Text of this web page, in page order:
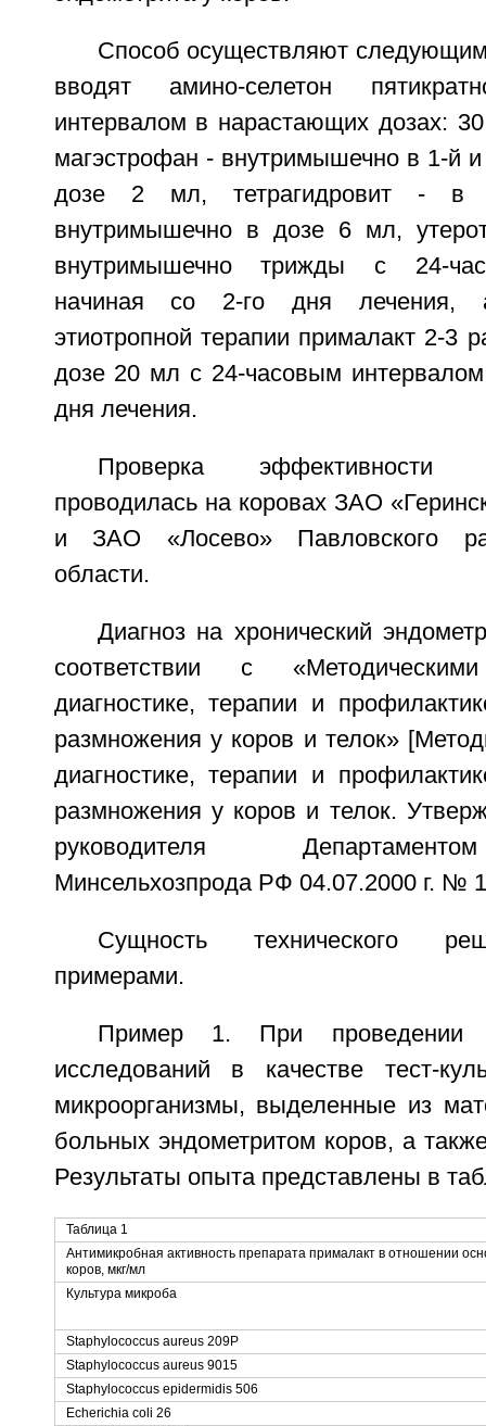
Способ осуществляют
вводят амино-селетон
интервалом в нарастающих дозах:
магэстрофан - внутримышечно в 1-й
дозе 2 мл, тетрагидровит -
внутримышечно в дозе 6 мл,
внутримышечно трижды с 24-
начиная со 2-го дня лечения,
этиотропной терапии прималакт 2-3
дозе 20 мл с 24-часовым
дня лечения.
Проверка эффективности
проводилась на коровах ЗАО
и ЗАО «Лосево» Павловского
области.
Диагноз на хронический
соответствии с
диагностике, терапии и
размножения у коров и телок»
диагностике, терапии и
размножения у коров и телок.
руководителя
Минсельхозпрода РФ 04.07.2000 г. №
Сущность технического
примерами.
Пример 1. При проведении
исследований в качестве тест-
микроорганизмы, выделенные из
больных эндометритом коров, а
Результаты опыта представлены в
Таблица 1
Антимикробная активность препарата прималакт в отношении
коров, мкг/мл
Культура микроба
Staphylococcus aureus 209P
Staphylococcus aureus 9015
Staphylococcus epidermidis 506
Echerichia coli 26